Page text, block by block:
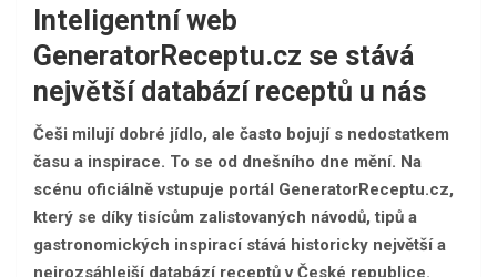
Inteligentní web
GeneratorReceptu.cz se stává
největší databází receptů u nás
Češi milují dobré jídlo, ale často bojují s nedostatkem
času a inspirace. To se od dnešního dne mění. Na
scénu oficiálně vstupuje portál GeneratorReceptu.cz,
který se díky tisícům zalistovaných návodů, tipů a
gastronomických inspirací stává historicky největší a
nejrozsáhlejší databází receptů v České republice.